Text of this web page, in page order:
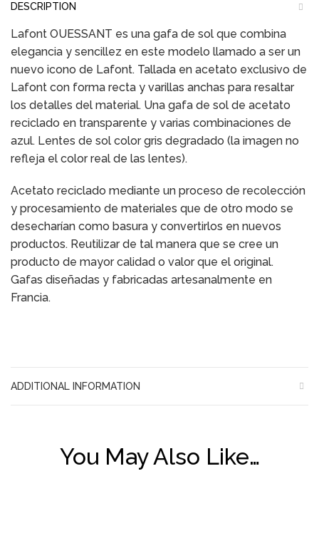
DESCRIPTION
Lafont OUESSANT es una gafa de sol que combina
elegancia y sencillez en este modelo llamado a ser un
nuevo icono de Lafont. Tallada en acetato exclusivo de
Lafont con forma recta y varillas anchas para resaltar
los detalles del material. Una gafa de sol de acetato
reciclado en transparente y varias combinaciones de
azul. Lentes de sol color gris degradado (la imagen no
refleja el color real de las lentes).
Acetato reciclado mediante un proceso de recolección
y procesamiento de materiales que de otro modo se
desecharían como basura y convertirlos en nuevos
productos. Reutilizar de tal manera que se cree un
producto de mayor calidad o valor que el original.
Gafas diseñadas y fabricadas artesanalmente en
Francia.
ADDITIONAL INFORMATION
You May Also Like…